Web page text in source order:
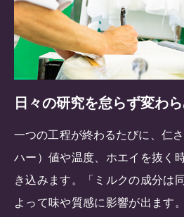
日々の研究を怠らず変わ
一つの工程が終わるたびに、仁
ハー）値や温度、ホエイを抜く
き込みます。「ミルクの成分は
よって味や質感に影響が出ます